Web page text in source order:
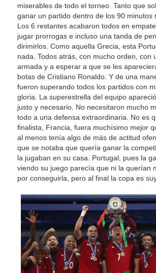
miserables de todo el torneo. Tanto que
ganar un partido dentro de los 90 minutos
Los 6 restantes acabaron todos en
jugar prorrogas e incluso una tanda de
dirimirlos. Como aquella Grecia, esta
nada. Todos atrás, con mucho orden, con
armada y a esperar a que se les
botas de Cristiano Ronaldo. Y de una
fueron superando todos los partidos con
gloria. La superestrella del equipo
justo y necesario. No necesitaron mucho
todo a una defensa extraordinaria. No es
finalista, Francia, fuera muchísimo mejor
al menos tenía algo de más de actitud
que se notaba que quería ganar la
la jugaban en su casa. Portugal, pues la
viendo su juego parecía que ni la querían
por conseguirla, pero al final la copa es